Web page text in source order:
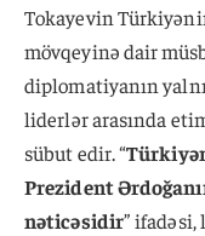
Tokayevin
mövqeyinə dair
diplomatiyanın
liderlər arasında
sübut edir. “
Prezident
nəticəsidir” ifadəsi,